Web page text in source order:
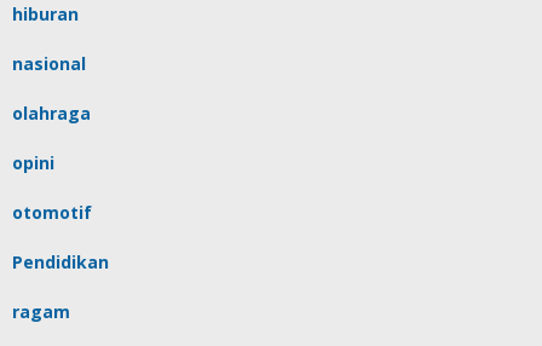
hiburan
nasional
olahraga
opini
otomotif
Pendidikan
ragam